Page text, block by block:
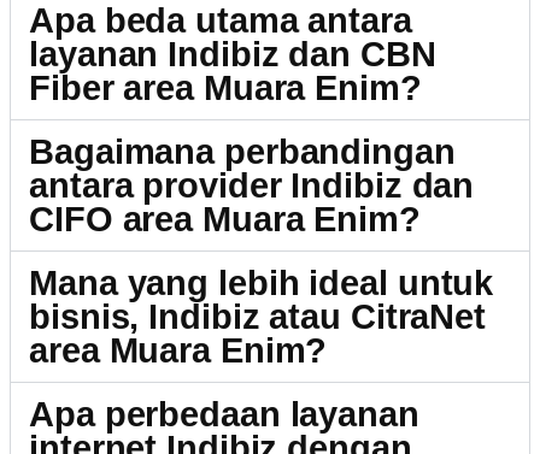
Apa beda utama antara
layanan Indibiz dan CBN
Fiber area Muara Enim?
Bagaimana perbandingan
antara provider Indibiz dan
CIFO area Muara Enim?
Mana yang lebih ideal untuk
bisnis, Indibiz atau CitraNet
area Muara Enim?
Apa perbedaan layanan